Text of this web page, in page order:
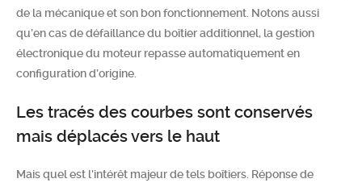
de la mécanique et son bon fonctionnement. Notons aussi
qu’en cas de défaillance du boîtier additionnel, la gestion
électronique du moteur repasse automatiquement en
configuration d’origine.
Les tracés des courbes sont conservés
mais déplacés vers le haut
Mais quel est l’intérêt majeur de tels boîtiers. Réponse de